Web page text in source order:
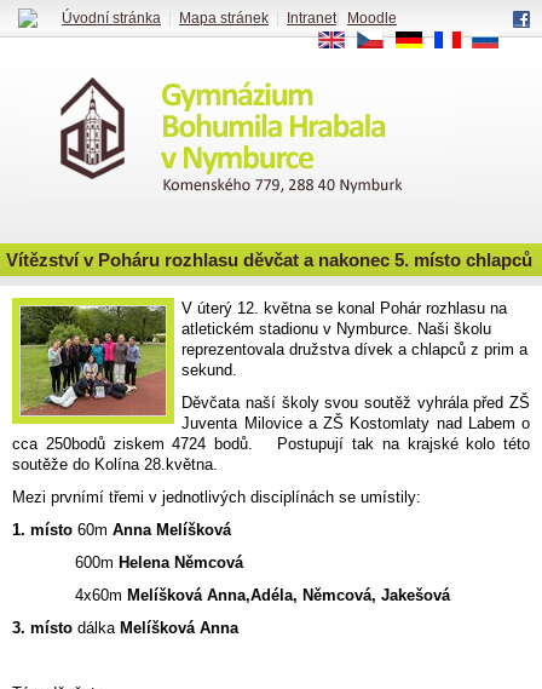
Vítězství v Poháru rozhlasu děvčat a nakonec 5. místo chlapců
V úterý 12. května se konal Pohár rozhlasu na
atletickém stadionu v Nymburce. Naši školu
reprezentovala družstva dívek a chlapců z prim a
sekund.
Děvčata naší školy svou soutěž vyhrála před ZŠ
Juventa Milovice a ZŠ Kostomlaty nad Labem o
cca 250bodů ziskem 4724 bodů. Postupují tak na krajské kolo této
soutěže do Kolína 28.května.
Mezi prvnímí třemi v jednotlivých disciplínách se umístily:
1. místo 60m Anna Melíšková
600m Helena Němcová
4x60m Melíšková Anna,Adéla, Němcová, Jakešová
3. místo dálka Melíšková Anna
Úvodní stránka Mapa stránek Intranet|
Moodle
EN
CS DE FR RU